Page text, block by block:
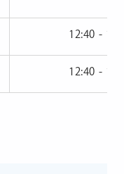
12:40 -
12:40 -